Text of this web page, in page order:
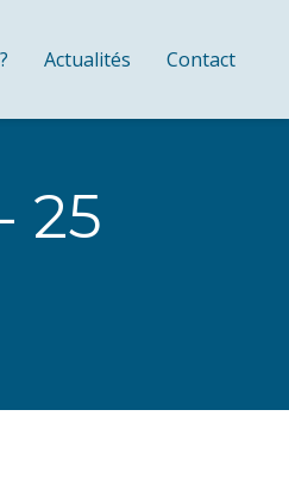
Actualités Contact
25